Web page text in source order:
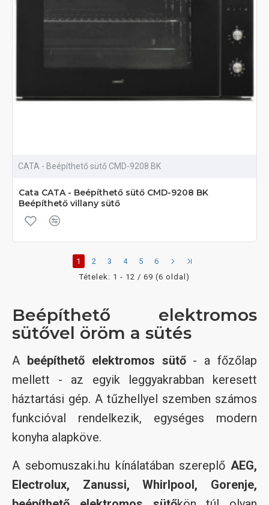
CATA - Beépíthető sütő CMD-9208 BK
Cata CATA - Beépíthető sütő CMD-9208 BK
Beépíthető villany sütő
1 2 3 4 5
6
Tételek: 1 - 12 / 69 (6 oldal)
Beépíthető elektromos
sütővel öröm a sütés
A beépíthető elektromos sütő - a főzőlap
mellett - az egyik leggyakrabban keresett
háztartási gép. A tűzhellyel szemben számos
funkcióval rendelkezik, egységes modern
konyha alapköve.
A sebomuszaki.hu kínálatában szereplő AEG,
Electrolux, Zanussi, Whirlpool, Gorenje,